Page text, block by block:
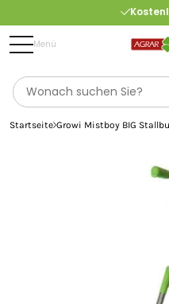
ab 175
Menü
Startseite Growi Mistboy BIG